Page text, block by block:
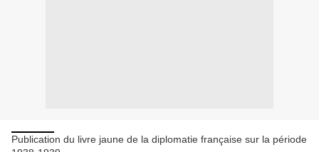
Publication du livre jaune de la diplomatie française sur la période